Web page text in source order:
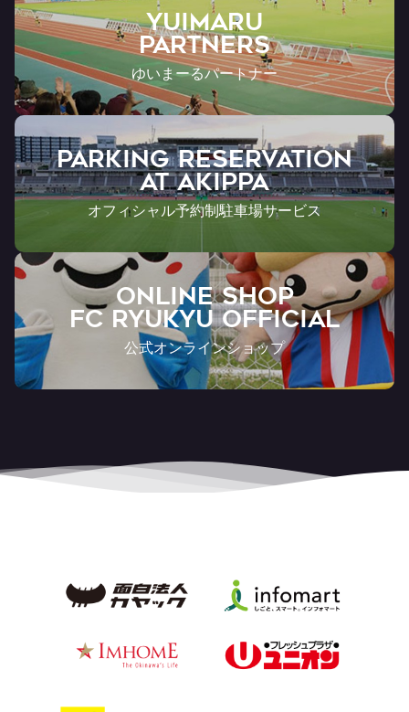
YUIMARU
Partners
ゆいまーるパートナー
PARKING RESERVATION
AT Akippa
オフィシャル予約制駐車場サービス
ONLINE SHOP
FC RYUKYU OFFICIAL
公式オンラインショップ